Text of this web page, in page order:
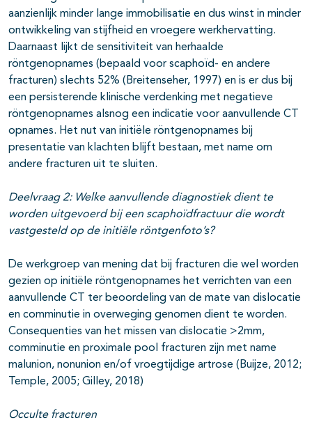
aanzienlijk minder lange immobilisatie en dus winst in minder
ontwikkeling van stijfheid en vroegere werkhervatting.
Daarnaast lijkt de sensitiviteit van herhaalde
röntgenopnames (bepaald voor scaphoïd- en andere
fracturen) slechts 52% (Breitenseher, 1997) en is er dus bij
een persisterende klinische verdenking met negatieve
röntgenopnames alsnog een indicatie voor aanvullende CT
opnames. Het nut van initiële röntgenopnames bij
presentatie van klachten blijft bestaan, met name om
andere fracturen uit te sluiten.
Deelvraag 2: Welke aanvullende diagnostiek dient te
worden uitgevoerd bij een scaphoïdfractuurdie wordt
vastgesteld op de initiële röntgenfoto’s?
De werkgroep van mening dat bij fracturen die wel worden
gezien op initiële röntgenopnames het verrichten van een
aanvullende CT ter beoordeling van de mate van dislocatie
en comminutie in overweging genomen dient te worden.
Consequenties van het missen van dislocatie >2mm,
comminutie en proximale pool fracturen zijn met name
malunion, nonunion en/of vroegtijdige artrose (Buijze, 2012;
Temple, 2005; Gilley, 2018)
Occulte fracturen